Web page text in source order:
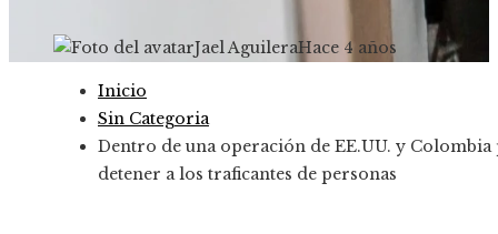
Jael AguileraHace 4 años
Inicio
Sin Categoria
Dentro de una operación de EE.UU. y Colombia
detener a los traficantes de personas